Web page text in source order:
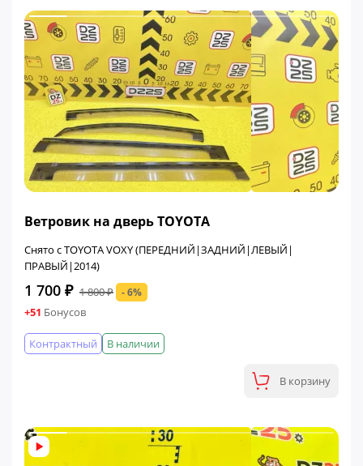
Ветровик на дверь TOYOTA
Снято с TOYOTA VOXY (ПЕРЕДНИЙ|ЗАДНИЙ|ЛЕВЫЙ|
ПРАВЫЙ|2014)
1 700 ₽ 1 800 ₽ - 6%
+51 Бонусов
В наличии
Контрактный
В корзину